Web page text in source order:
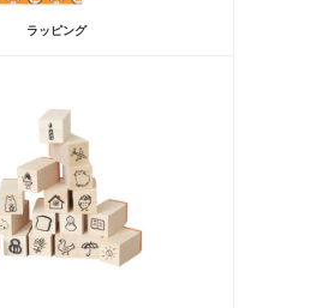
ラッピング